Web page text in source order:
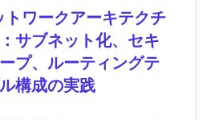
ワークアーキテクチ
サブネット化、セキ
プ、ルーティングテ
構成の実践